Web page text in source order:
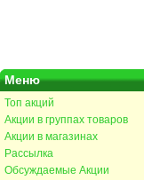
Меню
Топ акций
Акции в группах товаров
Акции в магазинах
Рассылка
Обсуждаемые Акции